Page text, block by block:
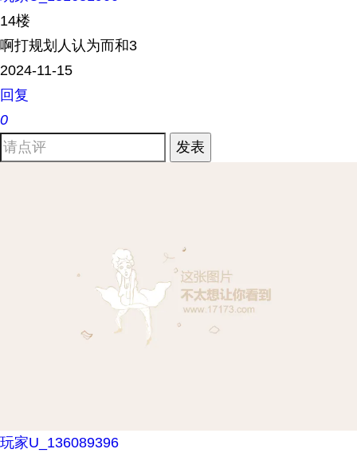
14楼
啊打规划人认为而和3
2024-11-15
回复
0
发表
玩家U_136089396